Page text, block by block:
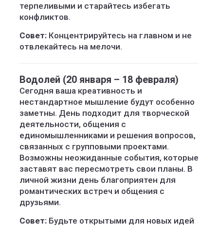
терпеливыми и старайтесь избегать
конфликтов.
Совет: Концентрируйтесь на главном и не
отвлекайтесь на мелочи.
Водолей (20 января – 18 февраля)
Сегодня ваша креативность и
нестандартное мышление будут особенно
заметны. День подходит для творческой
деятельности, общения с
единомышленниками и решения вопросов,
связанных с групповыми проектами.
Возможны неожиданные события, которые
заставят вас пересмотреть свои планы. В
личной жизни день благоприятен для
романтических встреч и общения с
друзьями.
Совет: Будьте открытыми для новых идей